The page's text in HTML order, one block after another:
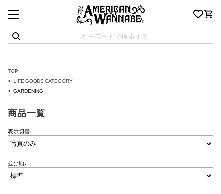
TOP
LIFE GOODS CATEGORY
GARDENING
商品一覧
表示切替：
並び順：